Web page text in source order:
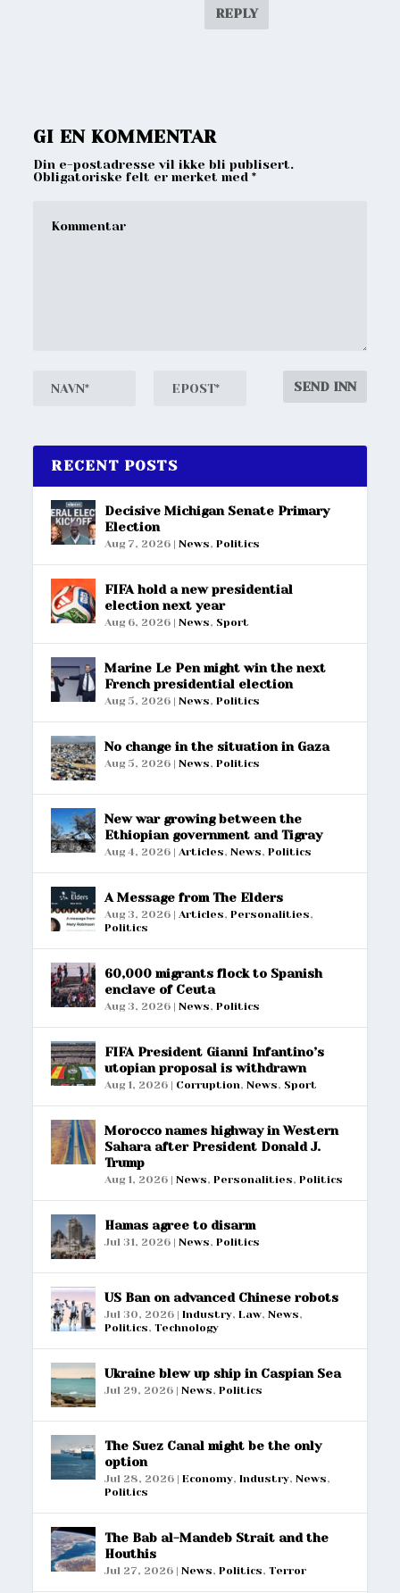
REPLY
GI EN KOMMENTAR
Din e-postadresse vil ikke bli publisert.
Obligatoriske felt er merket med*
RECENT POSTS
Decisive Michigan Senate Primary
Election
Aug 7, 2026 |News,Politics
FIFA hold a new presidential
election next year
Aug 6, 2026 |News, Sport
Marine Le Pen might win the next
French presidential election
Aug 5, 2026 |News,Politics
No change in the situation in Gaza
Aug 5, 2026 |News,Politics
New war growing between the
Ethiopian government and Tigray
Aug 4, 2026 |Articles,News,Politics
A Message from The Elders
Aug 3, 2026 |Articles,Personalities,
Politics
60,000 migrants flock to Spanish
enclave of Ceuta
Aug 3, 2026 |News,Politics
FIFA President Gianni Infantino’s
utopian proposal is withdrawn
Aug 1, 2026 | Corruption,News, Sport
Morocco names highway in Western
Sahara after President Donald J.
Trump
Aug 1, 2026 |News,Personalities,Politics
Hamas agree to disarm
Jul 31, 2026 |News,Politics
US Ban on advanced Chinese robots
Jul 30, 2026 |Industry,Law,News,
Politics,Technology
Ukraine blew up ship in Caspian Sea
Jul 29, 2026 |News,Politics
The Suez Canal might be the only
option
Jul 28, 2026 |Economy,Industry,News,
Politics
The Bab al-Mandeb Strait and the
Houthis
Jul 27, 2026 |News,Politics,Terror